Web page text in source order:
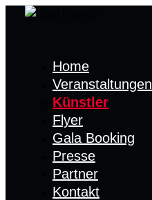
Home
Veranstaltungen
Künstler
Flyer
Gala Booking
Presse
Partner
Kontakt